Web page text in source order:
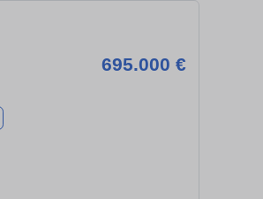
695.000 €